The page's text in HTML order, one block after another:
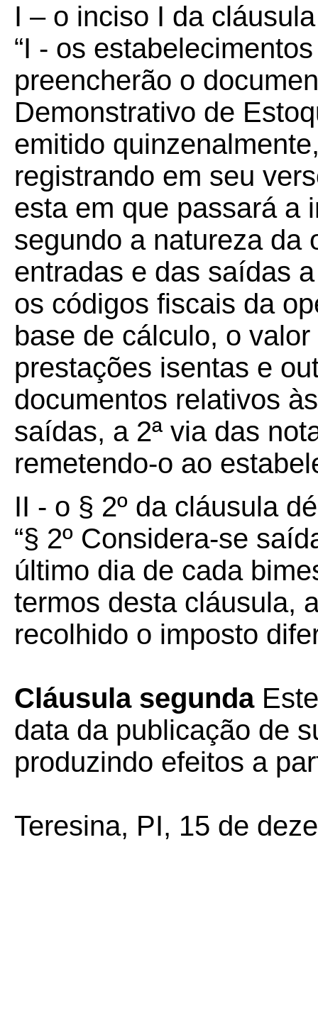
I – o inciso I da
“I - os
preencherão o
Demonstrativo de
emitido
registrando em seu
esta em que passará a
segundo a natureza da
entradas e das saídas
os códigos fiscais da
base de cálculo, o
prestações isentas e
documentos relativos
saídas, a 2ª via das
remetendo-o ao
II - o § 2º da cláusula
“§ 2º Considera-se
último dia de cada
termos desta cláusula,
recolhido o imposto
Cláusula segunda
data da publicação de
produzindo efeitos a
Teresina, PI, 15 de